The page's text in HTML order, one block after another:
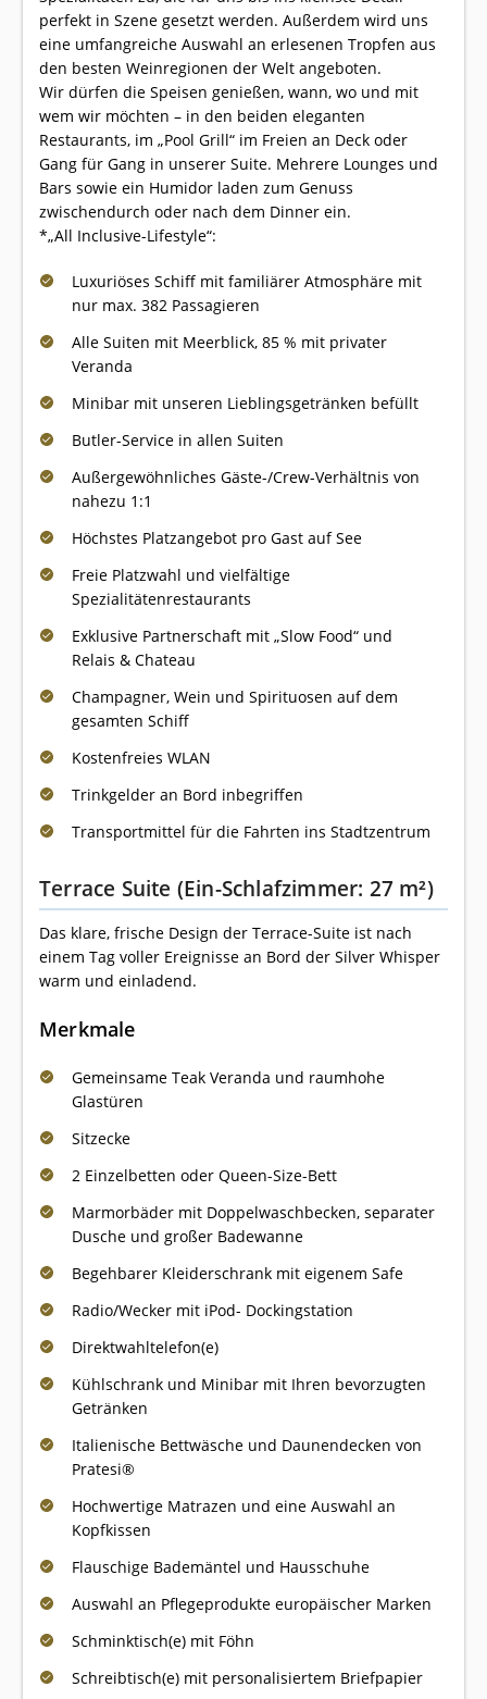
perfekt in Szene gesetzt werden. Außerdem wird uns
eine umfangreiche Auswahl an erlesenen Tropfen aus
den besten Weinregionen der Welt angeboten.
Wir dürfen die Speisen genießen, wann, wo und mit
wem wir möchten – in den beiden eleganten
Restaurants, im „Pool Grill“ im Freien an Deck oder
Gang für Gang in unserer Suite. Mehrere Lounges und
Bars sowie ein Humidor laden zum Genuss
zwischendurch oder nach dem Dinner ein.
*„All Inclusive-Lifestyle“:
Luxuriöses Schiff mit familiärer Atmosphäre mit
nur max. 382 Passagieren
Alle Suiten mit Meerblick, 85 % mit privater
Veranda
Minibar mit unseren Lieblingsgetränken befüllt
Butler-Service in allen Suiten
Außergewöhnliches Gäste-/Crew-Verhältnis von
nahezu 1:1
Höchstes Platzangebot pro Gast auf See
Freie Platzwahl und vielfältige
Spezialitätenrestaurants
Exklusive Partnerschaft mit „Slow Food“ und
Relais & Chateau
Champagner, Wein und Spirituosen auf dem
gesamten Schiff
Kostenfreies WLAN
Trinkgelder an Bord inbegriffen
Transportmittel für die Fahrten ins Stadtzentrum
Terrace Suite (Ein-Schlafzimmer: 27 m²)
Das klare, frische Design der Terrace-Suite ist nach
einem Tag voller Ereignisse an Bord der Silver Whisper
warm und einladend.
Merkmale
Gemeinsame Teak Veranda und raumhohe
Glastüren
Sitzecke
2 Einzelbetten oder Queen-Size-Bett
Marmorbäder mit Doppelwaschbecken, separater
Dusche und großer Badewanne
Begehbarer Kleiderschrank mit eigenem Safe
Radio/Wecker mit iPod- Dockingstation
Direktwahltelefon(e)
Kühlschrank und Minibar mit Ihren bevorzugten
Getränken
Italienische Bettwäsche und Daunendecken von
Pratesi®
Hochwertige Matrazen und eine Auswahl an
Kopfkissen
Flauschige Bademäntel und Hausschuhe
Auswahl an Pflegeprodukte europäischer Marken
Schminktisch(e) mit Föhn
Schreibtisch(e) mit personalisiertem Briefpapier